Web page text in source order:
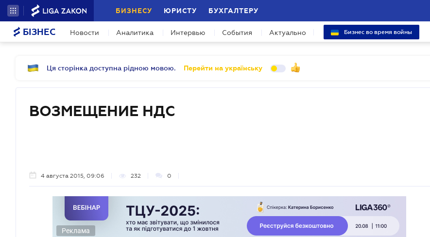
БИЗНЕСУ ЮРИСТУ БУХГАЛТЕРУ
БІЗНЕС Новости Аналитика Интервью События Актуально Бизнес во время войны
Ця сторінка доступна рідною мовою. Перейти на українську
ВОЗМЕЩЕНИЕ НДС
4 августа 2015, 09:06 232 0
Реклама